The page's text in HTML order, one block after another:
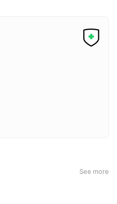
See more